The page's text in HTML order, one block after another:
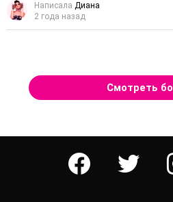
Написала Диана
2 года назад
Смотреть
facebook twitter